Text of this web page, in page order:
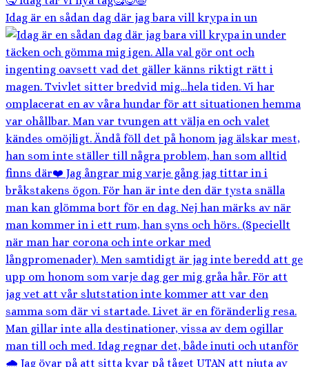
Idag är en sådan dag där jag bara vill krypa in un